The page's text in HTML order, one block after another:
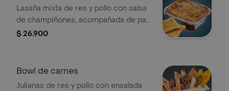
Lasaña mixta de res y pollo con salsa
de champiñones, acompañada de pan
tajado.
$ 26.900
Bowl de carnes
Julianas de res y pollo con ensalada